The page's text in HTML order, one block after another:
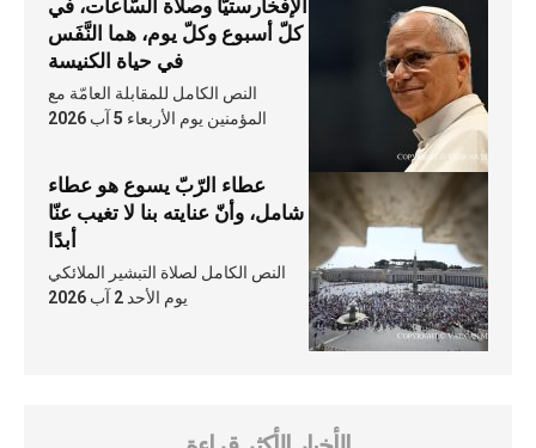
الإفخارستيّا وصلاة السّاعات، في
كلّ أسبوع وكلّ يوم، هما النَّفَس
في حياة الكنيسة
النص الكامل للمقابلة العامّة مع
المؤمنين يوم الأربعاء 5 آب 2026
عطاء الرّبّ يسوع هو عطاء
شامل، وأنّ عنايته بنا لا تغيب عنّا
أبدًا
النص الكامل لصلاة التبشير الملائكي
يوم الأحد 2 آب 2026